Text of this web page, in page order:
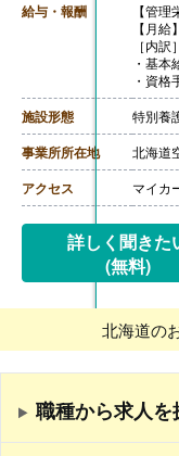
給与・報酬
【管
【月
［内訳］
・基
・資
・職務
・職能
※職務
【賞与
【通勤
【昇給
【退職
施設形態 特別養
事業所所在地 北海道
アクセス マイカ
詳しく聞きた
(無料)
北海道の
職種から求人を